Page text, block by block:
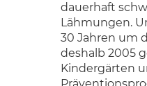
dauerhaft
Lähmungen.
30 Jahren um
deshalb 2005
Kindergärten